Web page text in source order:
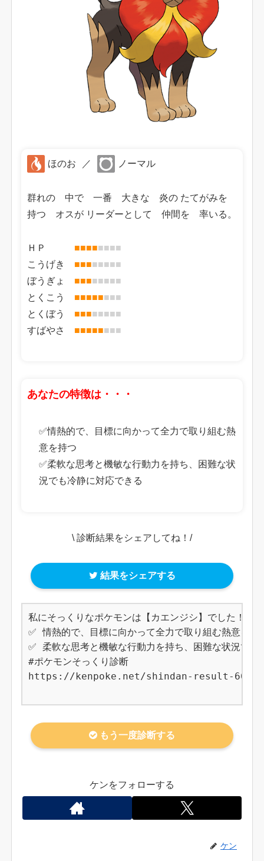
ほのお ／ ノーマル
群れの 中で 一番 大きな 炎の たてがみを
持つ オスが リーダーとして 仲間を 率いる。
ＨＰ ■■■■■■■■
こうげき ■■■■■■■■
ぼうぎょ ■■■■■■■■
とくこう ■■■■■■■■
とくぼう ■■■■■■■■
すばやさ ■■■■■■■■
あなたの特徴は・・・
✅情熱的で、目標に向かって全力で取り組む熱
意を持つ
✅柔軟な思考と機敏な行動力を持ち、困難な状
況でも冷静に対応できる
\ 診断結果をシェアしてね！/
結果をシェアする
私にそっくりなポケモンは【カエンジシ】でした！
✅ 情熱的で、目標に向かって全力で取り組む熱意を持
✅ 柔軟な思考と機敏な行動力を持ち、困難な状況でも
#ポケモンそっくり診断
https://kenpoke.net/shindan-result-668
もう一度診断する
ケンをフォローする
ケン